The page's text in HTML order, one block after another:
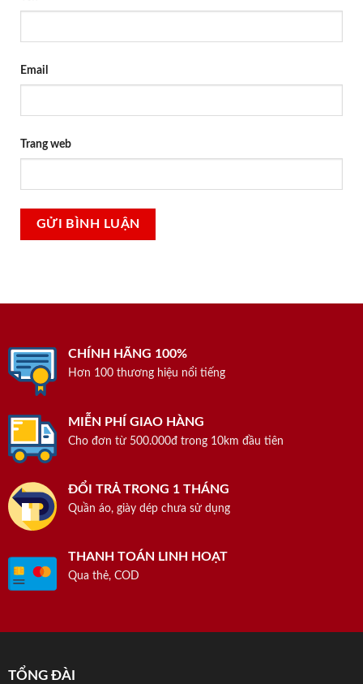
Email
Trang web
CHÍNH HÃNG 100%
Hơn 100 thương hiệu nổi tiếng
MIỄN PHÍ GIAO HÀNG
Cho đơn từ 500.000đ trong 10km đầu tiên
ĐỔI TRẢ TRONG 1 THÁNG
Quần áo, giày dép chưa sử dụng
THANH TOÁN LINH HOẠT
Qua thẻ, COD
TỔNG ĐÀI